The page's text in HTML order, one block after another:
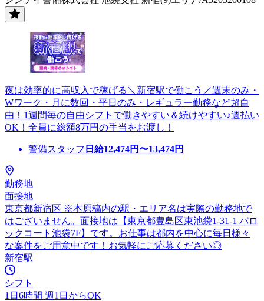
夜は効率的に高収入で稼げる＼新宿駅で働こう／週末のみ・
Wワーク・月に数回・平日のみ・レギュラー勤務など超自
由！1週間毎の自由シフトで働きやすい＆続けやすい♪週払い
OK！全員に総額8万円の手当をお渡し！
警備スタッフ 日給12,474円〜13,474円
勤務地
面接地
東京都新宿区 ※本原稿内の駅・エリア名は実際の勤務地で
はございません。面接地は【東京都豊島区東池袋1-31-1 バロ
ックコート池袋7F】です。お仕事は都内を中心に毎日様々
な案件をご用意中です！お気軽にご応募ください◎
新宿駅
シフト
1日6時間 週1日からOK